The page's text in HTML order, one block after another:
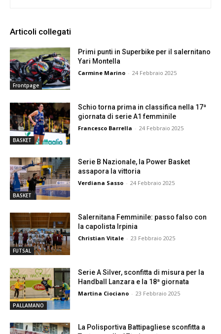
Articoli collegati
Frontpage
Primi punti in Superbike per il salernitano
Yari Montella
Carmine Marino - 24 Febbraio 2025
BASKET
Schio torna prima in classifica nella 17ª
giornata di serie A1 femminile
Francesco Barrella - 24 Febbraio 2025
BASKET
Serie B Nazionale, la Power Basket
assapora la vittoria
Verdiana Sasso - 24 Febbraio 2025
FUTSAL
Salernitana Femminile: passo falso con
la capolista Irpinia
Christian Vitale - 23 Febbraio 2025
PALLAMANO
Serie A Silver, sconfitta di misura per la
Handball Lanzara e la 18ª giornata
Martina Ciociano - 23 Febbraio 2025
La Polisportiva Battipagliese sconfitta a